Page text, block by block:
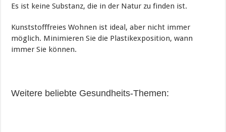
Es ist keine Substanz, die in der Natur zu finden ist.
Kunststofffreies Wohnen ist ideal, aber nicht immer
möglich. Minimieren Sie die Plastikexposition, wann
immer Sie können.
Weitere beliebte Gesundheits-Themen: